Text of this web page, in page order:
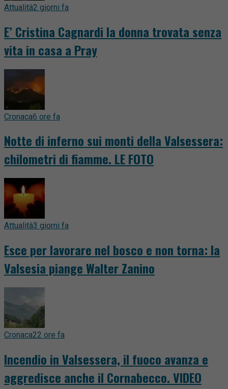
Attualità2 giorni fa
E’ Cristina Cagnardi la donna trovata senza
vita in casa a Pray
Cronaca6 ore fa
Notte di inferno sui monti della Valsessera:
chilometri di fiamme. LE FOTO
Attualità3 giorni fa
Esce per lavorare nel bosco e non torna: la
Valsesia piange Walter Zanino
Cronaca22 ore fa
Incendio in Valsessera, il fuoco avanza e
aggredisce anche il Cornabecco. VIDEO